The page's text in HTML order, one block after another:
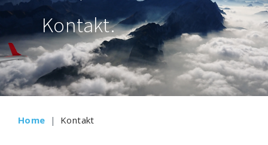
Kontakt.
Home Kontakt